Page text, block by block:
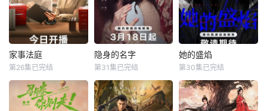
凶，她以婢女之身
周旋于一众嫔妃之
间，更联合太医弟
弟顾玹智斗后宫各
方势力，于九重宫
阙步步为营，与帝
交锋中悄然重续
【嘿叭电影
竞逐魔力歌的极致
演绎，在欢乐解
压、魔力开唱的氛
围里，共同诞生年
度魔力歌先生，一
段充满未知与惊喜
启【嘿叭电影-高清
视频
家事法庭
黄璐
青年法官沈谢秩携
家事法庭
第26集已完结
隐身的名字
刘雅瑟
本剧改编自豆瓣阅
隐身的名字
第31集已完结
她的盛焰
袁姗姗
三年前，数学天才
她的盛焰
第30集已完结